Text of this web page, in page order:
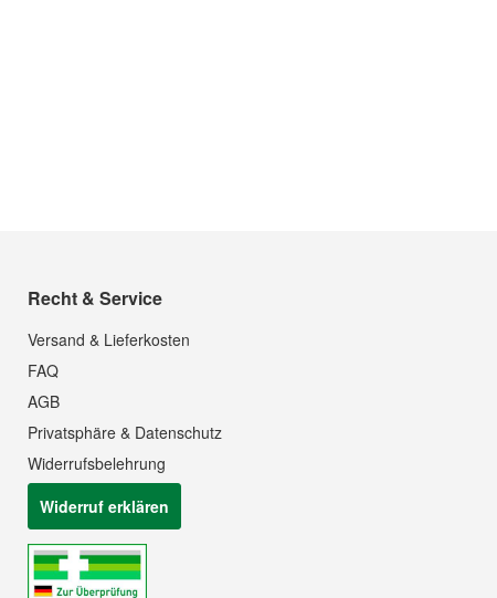
Quickview
Recht & Service
Versand & Lieferkosten
FAQ
AGB
Privatsphäre & Datenschutz
Widerrufsbelehrung
Widerruf erklären